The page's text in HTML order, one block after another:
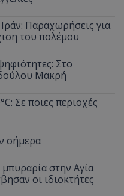
Παραχωρήσεις για
του πολέμου
Στο
Μακρή
Σε ποιες περιοχές
σήμερα
στην Αγία
οι ιδιοκτήτες